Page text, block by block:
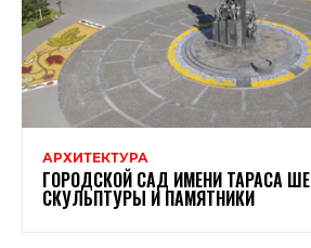
АРХИТЕКТУРА
ГОРОДСКОЙ САД ИМЕНИ ТАРАСА
СКУЛЬПТУРЫ И ПАМЯТНИКИ